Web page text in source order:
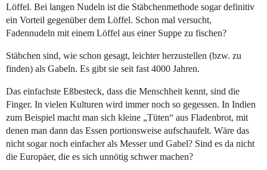
Löffel. Bei langen Nudeln ist die Stäbchenmethode sogar definitiv
ein Vorteil gegenüber dem Löffel. Schon mal versucht,
Fadennudeln mit einem Löffel aus einer Suppe zu fischen?
Stäbchen sind, wie schon gesagt, leichter herzustellen (bzw. zu
finden) als Gabeln. Es gibt sie seit fast 4000 Jahren.
Das einfachste Eßbesteck, dass die Menschheit kennt, sind die
Finger. In vielen Kulturen wird immer noch so gegessen. In Indien
zum Beispiel macht man sich kleine „Tüten“ aus Fladenbrot, mit
denen man dann das Essen portionsweise aufschaufelt. Wäre das
nicht sogar noch einfacher als Messer und Gabel? Sind es da nicht
die Europäer, die es sich unnötig schwer machen?